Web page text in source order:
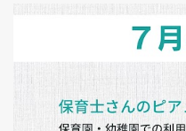
ためのイベントとして、 怖い
でもあります。 ８月の歌 と
果物にちなんだ歌 、 おばけ
歌」７選！ ①おばけなんてな
言えば お化け です。子供は
てないさを歌いましょう。明